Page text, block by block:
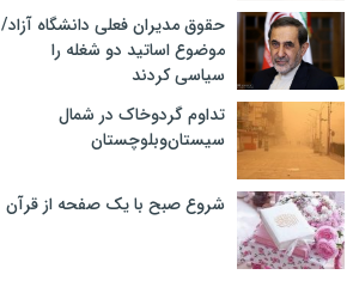
حقوق مدیران فعلی دانشگاه آزاد/
موضوع اساتید دو شغله را
سیاسی کردند
تداوم گردوخاک در شمال
سیستان‌وبلوچستان
شروع صبح با یک صفحه از قرآن